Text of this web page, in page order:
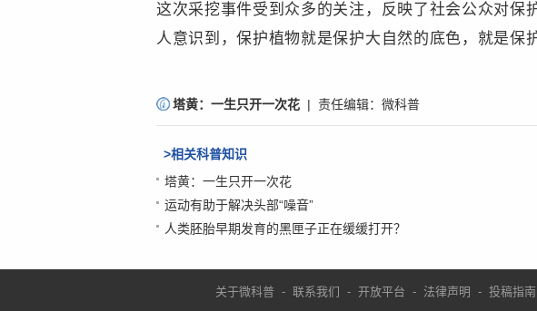
这次采挖事件受到众多的关注，反映了社会公众对保
人意识到，保护植物就是保护大自然的底色，就是保
：
微
科
普
塔黄：一生只开一次花 | 责任编辑： 微科普
>相关科普知识
塔黄：一生只开一次花
运动有助于解决头部“噪音”
人类胚胎早期发育的黑匣子正在缓缓打开？
关于微科普 - 联系我们 - 开放平台 - 法律声明 - 投稿指南